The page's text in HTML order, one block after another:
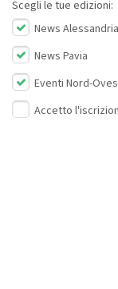
Scegli le tue edizioni:
News Alessandria
News Pavia
Eventi Nord-
Accetto